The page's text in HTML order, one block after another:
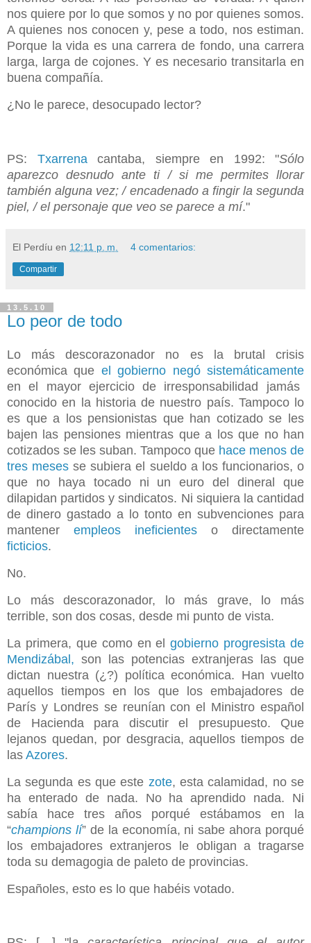
nos quiere por lo que somos y no por quienes somos.
A quienes nos conocen y, pese a todo, nos estiman.
Porque la vida es una carrera de fondo, una carrera
larga, larga de cojones. Y es necesario transitarla en
buena compañía.
¿No le parece, desocupado lector?
PS: Txarrena cantaba, siempre en 1992: "Sólo
aparezco desnudo ante ti / si me permites llorar
también alguna vez; / encadenado a fingir la segunda
piel, / el personaje que veo se parece a mí."
El Perdíu en 12:11 p. m. 4 comentarios:
Compartir
13.5.10
Lo peor de todo
Lo más descorazonador no es la brutal crisis
económica que el gobierno negó sistemáticamente
en el mayor ejercicio de irresponsabilidad jamás
conocido en la historia de nuestro país. Tampoco lo
es que a los pensionistas que han cotizado se les
bajen las pensiones mientras que a los que no han
cotizados se les suban. Tampoco que hace menos de
tres mesesse subiera el sueldo a los funcionarios, o
que no haya tocado ni un euro del dineral que
dilapidan partidos y sindicatos. Ni siquiera la cantidad
de dinero gastado a lo tonto en subvenciones para
mantener empleos ineficientes o directamente
ficticios.
No.
Lo más descorazonador, lo más grave, lo más
terrible, son dos cosas, desde mi punto de vista.
La primera, que como en elgobierno progresista de
Mendizábal, son las potencias extranjeras las que
dictan nuestra (¿?) política económica. Han vuelto
aquellos tiempos en los que los embajadores de
París y Londres se reunían con el Ministro español
de Hacienda para discutir el presupuesto. Que
lejanos quedan, por desgracia, aquellos tiempos de
las Azores.
La segunda es que este zote, esta calamidad, no se
ha enterado de nada. No ha aprendido nada. Ni
sabía hace tres años porqué estábamos en la
“champions lí” de la economía, ni sabe ahora porqué
los embajadores extranjeros le obligan a tragarse
toda su demagogia de paleto de provincias.
Españoles, esto es lo que habéis votado.